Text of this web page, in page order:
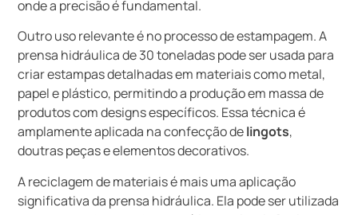
onde a precisão é fundamental.
Outro uso relevante é no processo de estampagem. A
prensa hidráulica de 30 toneladas pode ser usada para
criar estampas detalhadas em materiais como metal,
papel e plástico, permitindo a produção em massa de
produtos com designs específicos. Essa técnica é
amplamente aplicada na confecção delingots,
doutras peças e elementos decorativos.
A reciclagem de materiais é mais uma aplicação
significativa da prensa hidráulica. Ela pode ser utilizada